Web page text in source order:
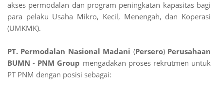
akses permodalan dan program peningkatan kapasitas bagi
para pelaku Usaha Mikro, Kecil, Menengah, dan Koperasi
(UMKMK).
PT. Permodalan Nasional Madani (Persero) Perusahaan
BUMN - PNM Group mengadakan proses rekrutmen untuk
PT PNM dengan posisi sebagai: